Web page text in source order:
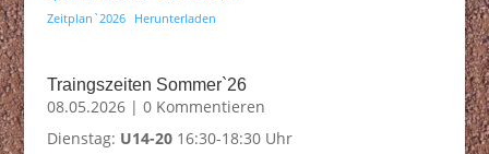
Zeitplan`2026
Herunterladen
Traingszeiten Sommer`26
08.05.2026| 0 Kommentieren
Dienstag: U14-2016:30-18:30 Uhr